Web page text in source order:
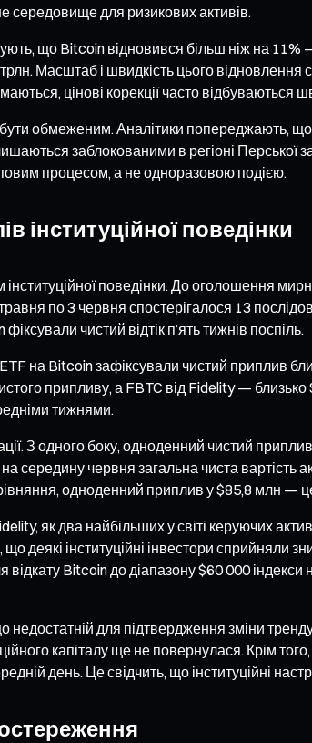
середовище для ризикових активів.
що Bitcoin відновився більш ніж на
Масштаб і швидкість цього відновлення
цінові корекції часто відбуваються
обмеженим. Аналітики попереджають,
заблокованими в регіоні Перської
процесом, а не одноразовою подією.
інституційної поведінки
поведінки. До оголошення
по 3 червня спостерігалося 13
чистий відтік п’ять тижнів поспіль.
на Bitcoin зафіксували чистий приплив
припливу, а FBTC від Fidelity —
тижнями.
З одного боку, одноденний чистий
середину червня загальна чиста
одноденний приплив у $85,8 млн —
як два найбільших у світі керуючих
деякі інституційні інвестори сприйняли
Bitcoin до діапазону $60 000
для підтвердження зміни
капіталу ще не повернулася. Крім
день. Це свідчить, що інституційні